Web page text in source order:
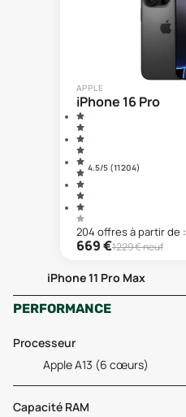
APPLE
iPhone 16 Pro
4.5/5 (11 204)
204 offresà partir de :
669€1229€ neuf
iPhone 11 Pro Max
PERFORMANCE
Processeur
Apple A13 (6 cœurs)
Capacité RAM